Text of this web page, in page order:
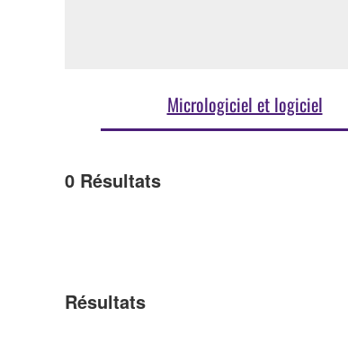
Micrologiciel et logiciel
0 Résultats
Résultats